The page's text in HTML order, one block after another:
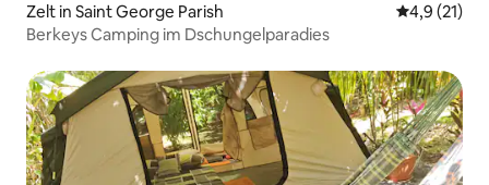
Zelt in Saint George Parish
4,9 (21)
Berkeys Camping im Dschungelparadies